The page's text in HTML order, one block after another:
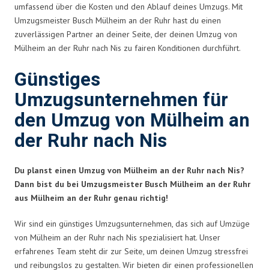
umfassend über die Kosten und den Ablauf deines Umzugs. Mit
Umzugsmeister Busch Mülheim an der Ruhr hast du einen
zuverlässigen Partner an deiner Seite, der deinen Umzug von
Mülheim an der Ruhr nach Nis zu fairen Konditionen durchführt.
Günstiges
Umzugsunternehmen für
den Umzug von Mülheim an
der Ruhr nach Nis
Du planst einen Umzug von Mülheim an der Ruhr nach Nis?
Dann bist du bei Umzugsmeister Busch Mülheim an der Ruhr
aus Mülheim an der Ruhr genau richtig!
Wir sind ein günstiges Umzugsunternehmen, das sich auf Umzüge
von Mülheim an der Ruhr nach Nis spezialisiert hat. Unser
erfahrenes Team steht dir zur Seite, um deinen Umzug stressfrei
und reibungslos zu gestalten. Wir bieten dir einen professionellen